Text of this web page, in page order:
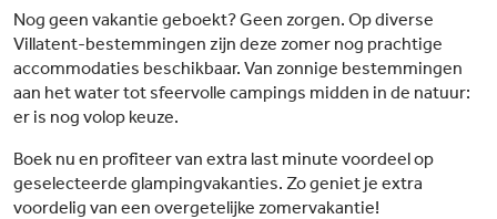
Nog geen vakantie geboekt? Geen zorgen. Op diverse
Villatent-bestemmingen zijn deze zomer nog prachtige
accommodaties beschikbaar. Van zonnige bestemmingen
aan het water tot sfeervolle campings midden in de natuur:
er is nog volop keuze.
Boek nu en profiteer van extra last minute voordeel op
geselecteerde glampingvakanties. Zo geniet je extra
voordelig van een overgetelijke zomervakantie!